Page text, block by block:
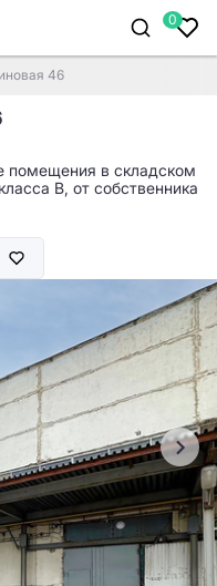
0
46
помещения в складском
B, от собственника